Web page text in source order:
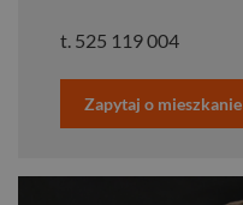
t. 525 119 004
Zapytaj o mieszkanie